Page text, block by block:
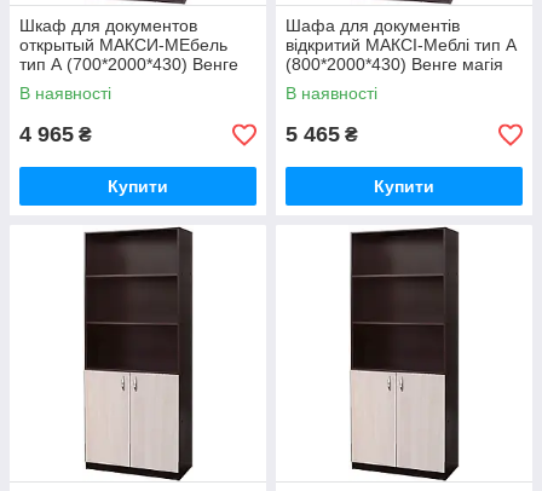
Шкаф для документов
открытый МАКСИ-МЕбель
тип А (700*2000*430) Венге
магия (8309)
В наявності
4 965 ₴
Купити
Шафа для документів
відкритий МАКСІ-Меблі тип А
(800*2000*430) Венге магія
(8310)
В наявності
5 465 ₴
Купити